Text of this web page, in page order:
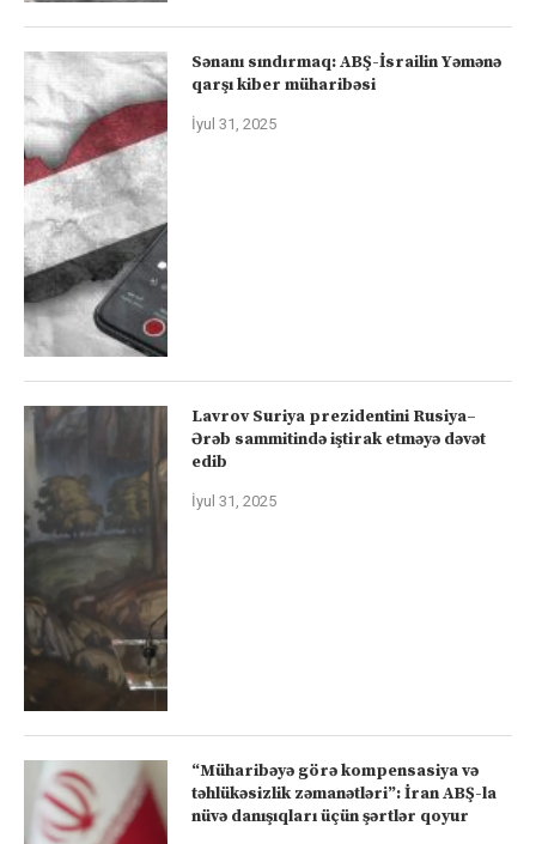
Sənanı sındırmaq: ABŞ-İsrailin Yəmənə
qarşı kiber müharibəsi
İyul 31, 2025
Lavrov Suriya prezidentini Rusiya–
Ərəb sammitində iştirak etməyə dəvət
edib
İyul 31, 2025
“Müharibəyə görə kompensasiya və
təhlükəsizlik zəmanətləri”: İran ABŞ-la
nüvə danışıqları üçün şərtlər qoyur